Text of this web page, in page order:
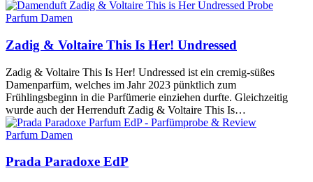
Parfum Damen
Zadig & Voltaire This Is Her! Undressed
Zadig & Voltaire This Is Her! Undressed ist ein cremig-süßes
Damenparfüm, welches im Jahr 2023 pünktlich zum
Frühlingsbeginn in die Parfümerie einziehen durfte. Gleichzeitig
wurde auch der Herrenduft Zadig & Voltaire This Is…
Parfum Damen
Prada Paradoxe EdP